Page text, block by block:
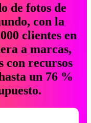
de fotos de
con la
clientes en
a marcas,
con recursos
un 76 %